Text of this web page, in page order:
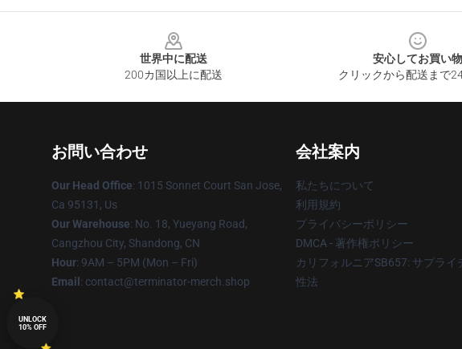
世界中に配送
200カ国以上に配送
安心してお買い物
クリックから配送まで
お問い合わせ
Our Head Office: 1015 Sonnet Court San Jose,
Ca 95131, Us
Our Warehouse: No. 18, Yueyang Road,
Cangzhou City, Shandong, CN
Hour: 9AM – 5PM (Mon – Fri)
Email : contact@terminator-merch.shop
会社案内
私たちについて
利用規約
プライバシーポリシー
DMCA - 著作権ポリシー
カリフォルニアSB657: サプライ
性法
UNLOCK
10% OFF